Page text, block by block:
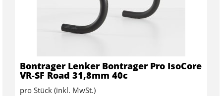
Bontrager Lenker Bontrager Pro IsoCore
VR-SF Road 31,8mm 40c
pro Stück (inkl. MwSt.)